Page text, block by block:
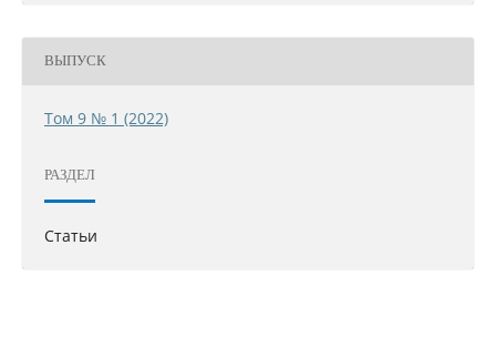
ВЫПУСК
Том 9 № 1 (2022)
РАЗДЕЛ
Статьи